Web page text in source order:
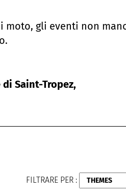
moto, gli eventi non
Saint-Tropez,
FILTRARE PER :